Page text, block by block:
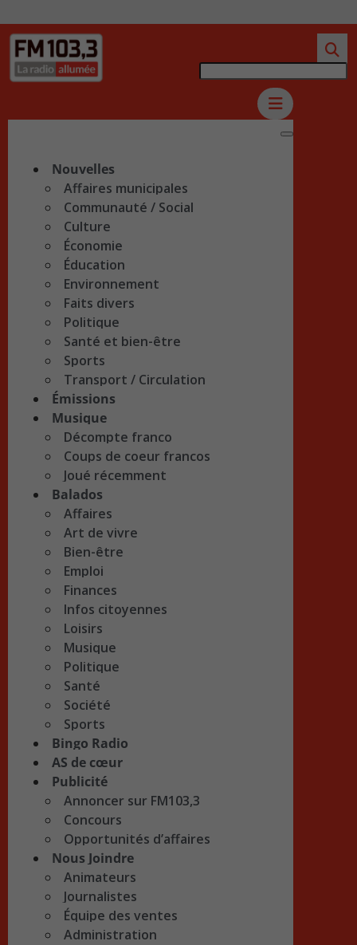
Nouvelles
Affaires municipales
Communauté / Social
Culture
Économie
Éducation
Environnement
Faits divers
Politique
Santé et bien-être
Sports
Transport / Circulation
Émissions
Musique
Décompte franco
Coups de coeur francos
Joué récemment
Balados
Affaires
Art de vivre
Bien-être
Emploi
Finances
Infos citoyennes
Loisirs
Musique
Politique
Santé
Société
Sports
Bingo Radio
AS de cœur
Publicité
Annoncer sur FM103,3
Concours
Opportunités d’affaires
Nous Joindre
Animateurs
Journalistes
Équipe des ventes
Administration